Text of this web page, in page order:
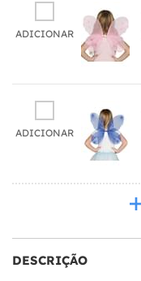
ADICIONAR
ADICIONAR
DESCRIÇÃO